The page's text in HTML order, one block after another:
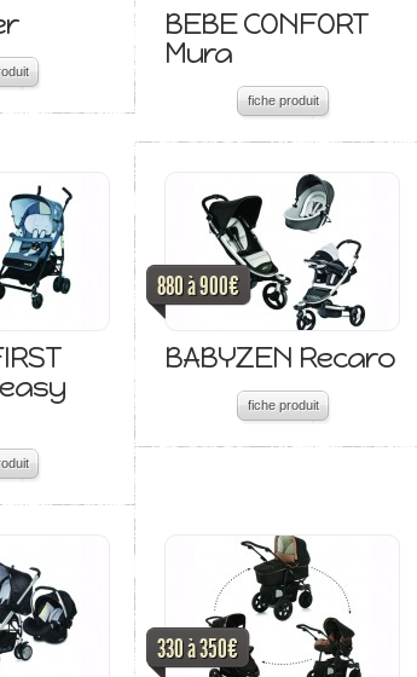
BEBE CONFORT
Mura
fiche produit
880 à 900€
BABYZEN Recaro
fiche produit
330 à 350€